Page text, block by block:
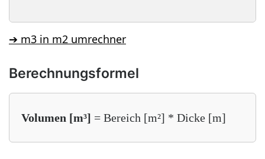
➔ m3 in m2 umrechner
Berechnungsformel
Volumen [m³] = Bereich [m²] * Dicke [m]